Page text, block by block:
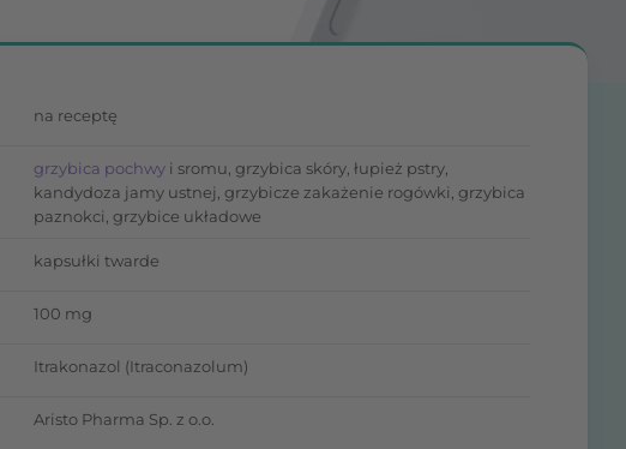
na receptę
grzybica pochwy i sromu, grzybica skóry, łupież pstry,
kandydoza jamy ustnej, grzybicze zakażenie rogówki, grzybica
paznokci, grzybice układowe
kapsułki twarde
100 mg
Itrakonazol (Itraconazolum)
Aristo Pharma Sp. z o.o.